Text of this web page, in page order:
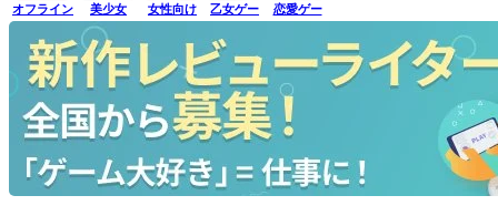
オフライン 美少女 女性向け 乙女ゲー 恋愛ゲー